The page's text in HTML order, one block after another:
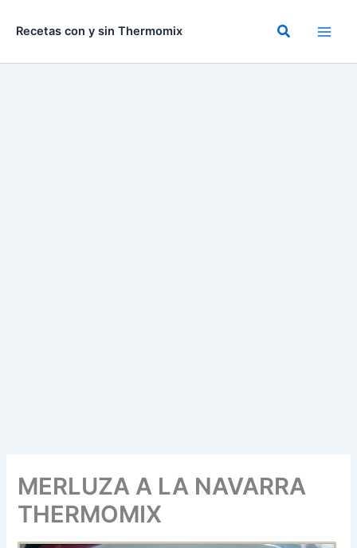
Recetas con y sin Thermomix Buscar
MERLUZA A LA NAVARRA
THERMOMIX